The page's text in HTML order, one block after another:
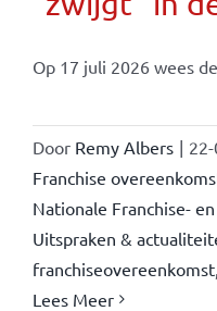
Op 17 juli 2026 wees de
Door Remy Albers |
Franchise
Nationale Franchise-
Uitspraken &
franchiseovereenkomst,
Lees Meer